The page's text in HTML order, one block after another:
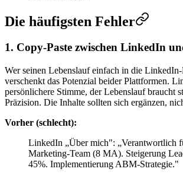
Die häufigsten Fehler
1. Copy-Paste zwischen LinkedIn
Wer seinen Lebenslauf einfach in die
verschenkt das Potenzial beider Plattformen.
persönlichere Stimme, der Lebenslauf braucht
Präzision. Die Inhalte sollten sich ergänzen,
Vorher (schlecht):
LinkedIn „Über mich": „Verantwortlich
Marketing-Team (8 MA). Steigerung
45%. Implementierung ABM-Strategie."